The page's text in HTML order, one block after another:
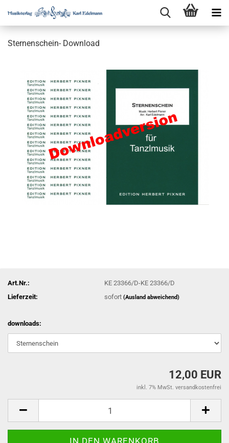
Sternenschein- Download
Art.Nr.:
KE 23366/D-KE 23366/D
Lieferzeit:
sofort(Ausland abweichend)
downloads:
12,00 EUR
inkl. 7% MwSt. versandkostenfrei